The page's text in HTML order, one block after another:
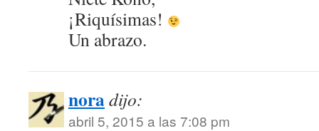
¡Riquísimas!
Un abrazo.
noradijo:
abril 5, 2015 a las 7:08 pm